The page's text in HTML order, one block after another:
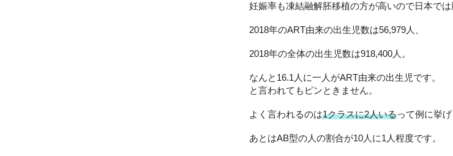
妊娠率も凍結融解胚移植の方が高いので日本では
2018年のART由来の出生児数は56,979人、
2018年の全体の出生児数は918,400人。
なんと16.1人に一人がART由来の出生児です。
と言われてもピンときません。
よく言われるのは1クラスに2人いるって例に挙げ
あとはAB型の人の割合が10人に1人程度です。